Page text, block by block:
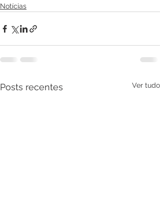
Notícias
Posts recentes Ver tudo